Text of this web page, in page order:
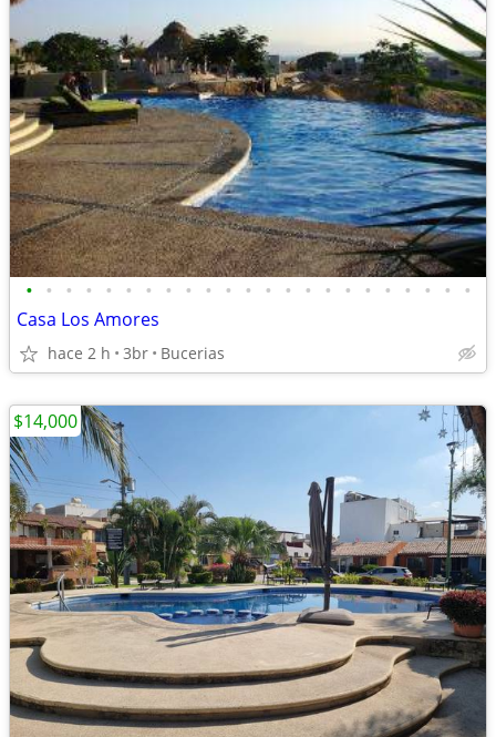
• • • • • • • • • • • • • • • • • • • • • • •
Casa Los Amores
hace 2 h 3br Bucerias
$14,000